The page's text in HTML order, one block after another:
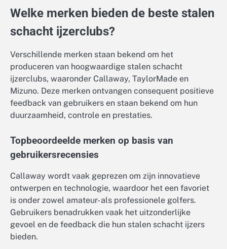
Welke merken bieden de beste stalen
schacht ijzerclubs?
Verschillende merken staan bekend om het
produceren van hoogwaardige stalen schacht
ijzerclubs, waaronder Callaway, TaylorMade en
Mizuno. Deze merken ontvangen consequent positieve
feedback van gebruikers en staan bekend om hun
duurzaamheid, controle en prestaties.
Topbeoordeelde merken op basis van
gebruikersrecensies
Callaway wordt vaak geprezen om zijn innovatieve
ontwerpen en technologie, waardoor het een favoriet
is onder zowel amateur- als professionele golfers.
Gebruikers benadrukken vaak het uitzonderlijke
gevoel en de feedback die hun stalen schacht ijzers
bieden.